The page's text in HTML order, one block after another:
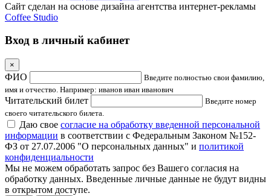
Сайт сделан на основе дизайна агентства интернет-рекламы
Coffee Studio
Вход в личный кабинет
×
ФИО
Введите полностью свои фамилию,
имя и отчество. Например: иванов иван иванович
Читательский билет
Введите номер
своего читательского билета.
Даю свое согласие на обработку введенной персональной
информации в соответствии с Федеральным Законом №152-
ФЗ от 27.07.2006 "О персональных данных" и политикой
конфиденциальности
Мы не можем обработать запрос без Вашего согласия на
обработку данных. Введенные личные данные не будут видны
в открытом доступе.